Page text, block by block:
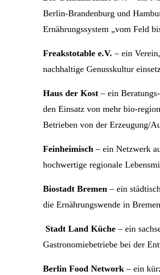
Berlin-Brandenburg und
Ernährungssystem „vom Feld
Freakstotable e.V. – ein
nachhaltige Genusskultur
Haus der Kost – ein
den Einsatz von mehr bio-
Betrieben von der Erzeugung/
Feinheimisch – ein Netzwerk
hochwertige regionale
Biostadt Bremen – ein
die Ernährungswende in
Stadt Land Küche – ein
Gastronomiebetriebe bei der
Berlin Food Network– ein